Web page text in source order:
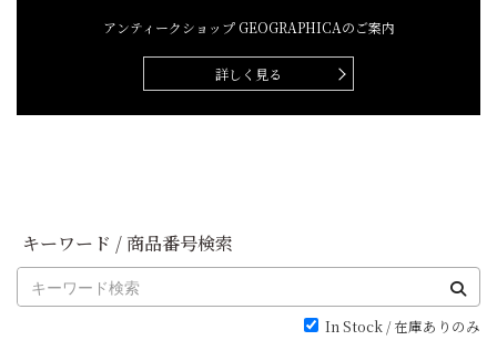
アンティークショップGEOGRAPHICAのご案内
詳しく見る
キーワード / 商品番号検索
In Stock / 在庫ありのみ